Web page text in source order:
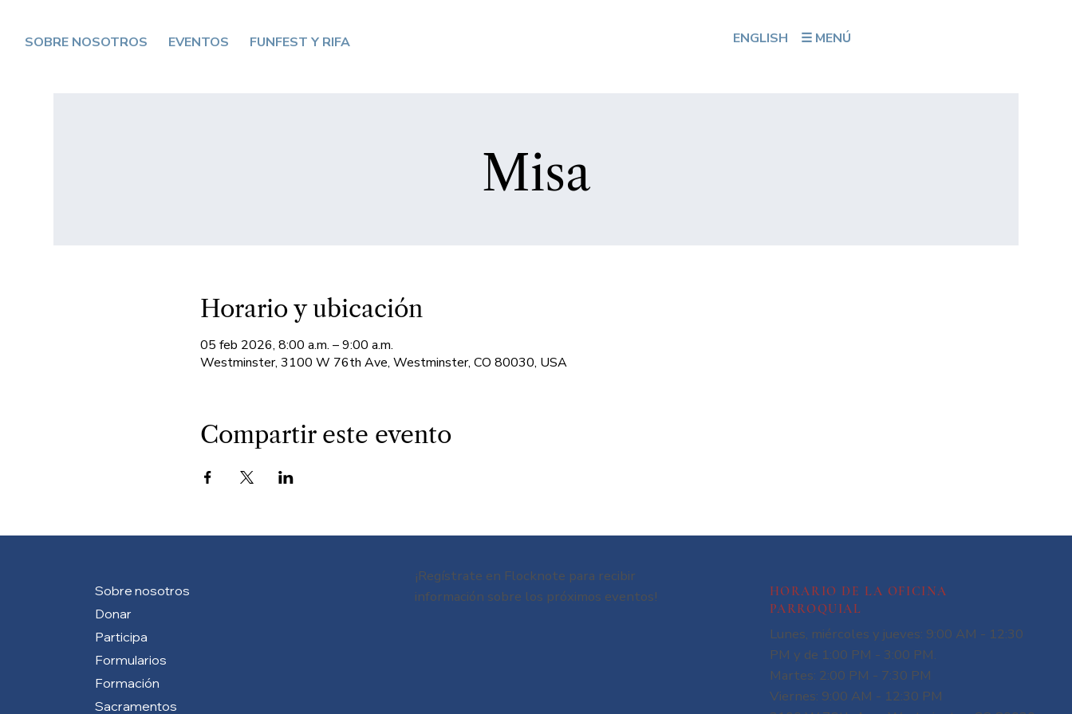
ENGLISH ☰ MENÚ
SOBRE NOSOTROS EVENTOS FUNFEST Y RIFA
Misa
Horario y ubicación
05 feb 2026, 8:00 a.m. – 9:00 a.m.
Westminster, 3100 W 76th Ave, Westminster, CO 80030, USA
Compartir este evento
Sobre nosotros
Donar
Participa
Formularios
Formación
Sacramentos
¡Regístrate en Flocknote para recibir
información sobre los próximos eventos!
HORARIO DE LA OFICINA
PARROQUIAL
Lunes, miércoles y jueves: 9:00 AM - 12:30
PM y de 1:00 PM - 3:00 PM.
Martes: 2:00 PM - 7:30 PM
Viernes: 9:00 AM - 12:30 PM